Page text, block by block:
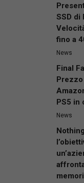
SSD di
fino a
News
Final
PS5 in
News